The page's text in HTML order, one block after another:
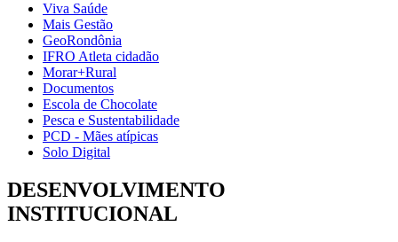
Viva Saúde
Mais Gestão
GeoRondônia
IFRO Atleta cidadão
Morar+Rural
Documentos
Escola de Chocolate
Pesca e Sustentabilidade
PCD - Mães atípicas
Solo Digital
DESENVOLVIMENTO
INSTITUCIONAL